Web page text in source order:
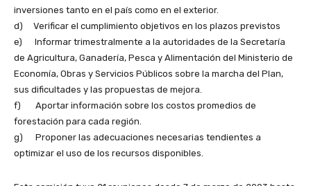
inversiones tanto en el país como en el exterior.
d) Verificar el cumplimiento objetivos en los plazos previstos
e) Informar trimestralmente a la autoridades de la Secretaría
de Agricultura, Ganadería, Pesca y Alimentación del Ministerio de
Economía, Obras y Servicios Públicos sobre la marcha del Plan,
sus dificultades y las propuestas de mejora.
f) Aportar información sobre los costos promedios de
forestación para cada región.
g) Proponer las adecuaciones necesarias tendientes a
optimizar el uso de los recursos disponibles.